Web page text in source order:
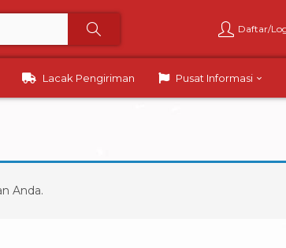
Daftar/
Lacak Pengiriman Pusat Informasi
Anda.